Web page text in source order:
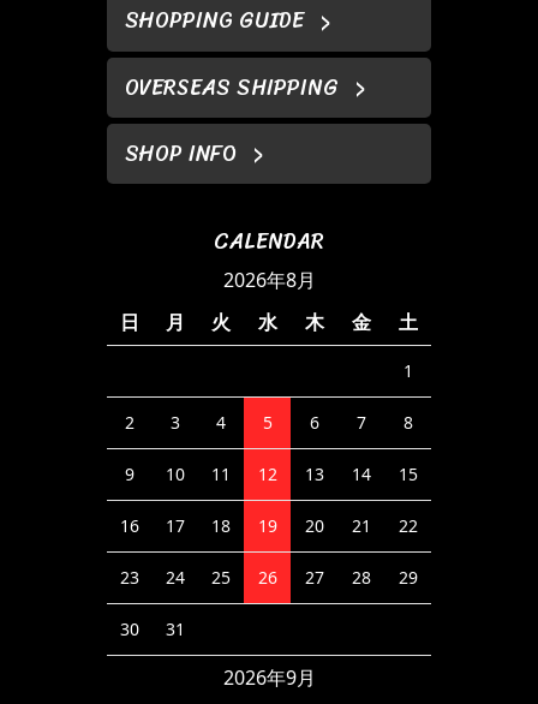
SHOPPING GUIDE
OVERSEAS SHIPPING
SHOP INFO
CALENDAR
2026年8月
日
月 火 水 木 金 土
1
2 3 4 5 6 7 8
9 10 11 12 13 14 15
16 17 18 19 20 21 22
23 24 25 26 27 28 29
30 31
2026年9月